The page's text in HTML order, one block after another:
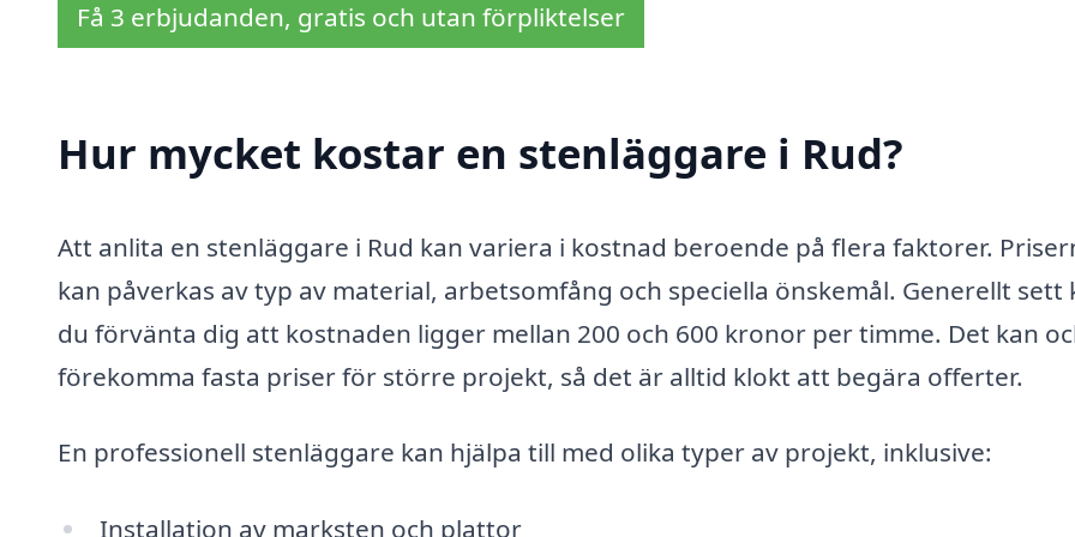
Få 3 erbjudanden, gratis och utan förpliktelser
Hur mycket kostar en stenläggare i Rud?
Att anlita en stenläggare i Rud kan variera i kostnad beroende på flera faktorer.
kan påverkas av typ av material, arbetsomfång och speciella önskemål. Generellt sett
du förvänta dig att kostnaden ligger mellan 200 och 600 kronor per timme. Det kan
förekomma fasta priser för större projekt, så det är alltid klokt att begära offerter.
En professionell stenläggare kan hjälpa till med olika typer av projekt, inklusive:
Installation av marksten och plattor